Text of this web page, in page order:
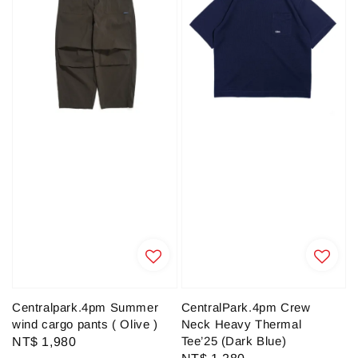
Centralpark.4pm Summer
wind cargo pants ( Olive )
Regular
NT$ 1,980
CentralPark.4pm Crew
Neck Heavy Thermal
Tee’25 (Dark Blue)